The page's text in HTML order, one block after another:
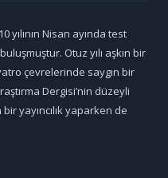
yılının Nisan ayında test
Otuz yılı aşkın bir
çevrelerinde saygın bir
Dergisi’nin düzeyli
yayıncılık yaparken de